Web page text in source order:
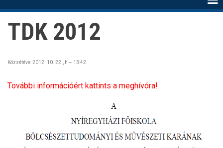
TDK 2012
Közzétéve:2012. 10. 22., h – 13:42
További információért kattints a meghívóra!